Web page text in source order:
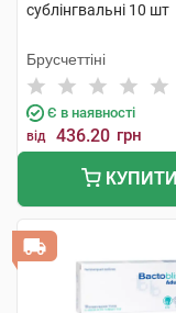
сублінгвальні 10 шт
Брусчеттіні
Є в наявності
від 436.20 грн
КУПИТИ